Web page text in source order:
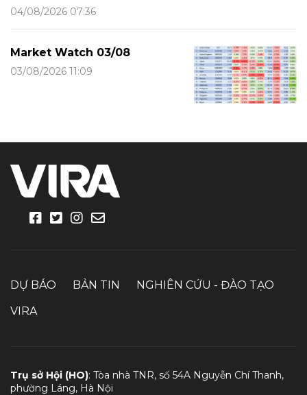
04/08/2026 07:36
Market Watch 03/08
03/08/2026 11:09
DỰ BÁO BẢN TIN
NGHIÊN CỨU - ĐÀO TẠO
VIRA
Trụ sở Hội (HO): Tòa nhà TNR, số 54A Nguyễn Chí Thanh,
phường Láng, Hà Nội